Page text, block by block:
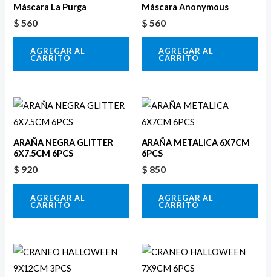
Máscara La Purga
$ 560
AGREGAR AL
CARRITO
Máscara Anonymous
$ 560
AGREGAR AL
CARRITO
ARAÑA NEGRA GLITTER
6X7.5CM 6PCS
$ 920
AGREGAR AL
CARRITO
ARAÑA METALICA 6X7CM
6PCS
$ 850
AGREGAR AL
CARRITO